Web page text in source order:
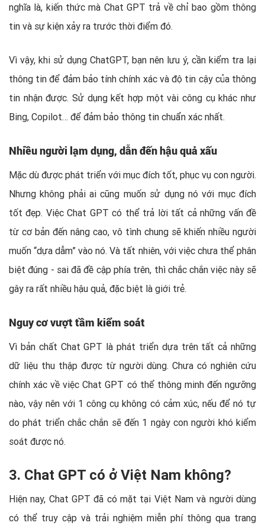
nghĩa là, kiến thức mà Chat GPT trả về chỉ bao gồm thông
tin và sự kiện xảy ra trước thời điểm đó.
Vì vậy, khi sử dụng ChatGPT, bạn nên lưu ý, cần kiểm tra lại
thông tin để đảm bảo tính chính xác và độ tin cậy của thông
tin nhận được. Sử dụng kết hợp một vài công cụ khác như
Bing, Copilot… để đảm bảo thông tin chuẩn xác nhất.
Nhiều người lạm dụng, dẫn đến hậu quả xấu
Mặc dù được phát triển với mục đích tốt, phục vụ con người.
Nhưng không phải ai cũng muốn sử dụng nó với mục đích
tốt đẹp. Việc Chat GPT có thể trả lời tất cả những vấn đề
từ cơ bản đến nâng cao, vô tình chung sẽ khiến nhiều người
muốn “dựa dẫm” vào nó. Và tất nhiên, với việc chưa thể phân
biệt đúng - sai đã đề cập phía trên, thì chắc chắn việc này sẽ
gây ra rất nhiều hậu quả, đặc biệt là giới trẻ.
Nguy cơ vượt tầm kiểm soát
Vì bản chất Chat GPT là phát triển dựa trên tất cả những
dữ liệu thu thập được từ người dùng. Chưa có nghiên cứu
chính xác về việc Chat GPT có thể thông minh đến ngưỡng
nào, vậy nên với 1 công cụ không có cảm xúc, nếu để nó tự
do phát triển chắc chắn sẽ đến 1 ngày con người khó kiểm
soát được nó.
3. Chat GPT có ở Việt Nam không?
Hiện nay, Chat GPT đã có mặt tại Việt Nam và người dùng
có thể truy cập và trải nghiệm miễn phí thông qua trang